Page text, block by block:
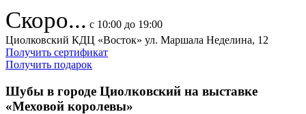
Скоро... с 10:00 до 19:00
Циолковский КДЦ «Восток» ул. Маршала Неделина, 12
Получить сертификат
Получить подарок
Шубы в городе Циолковский на выставке
«Меховой королевы»